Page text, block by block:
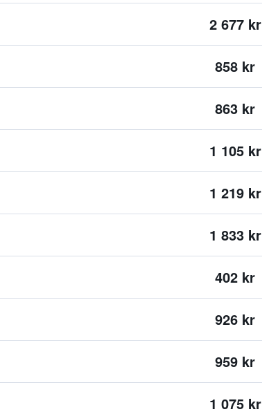
2 677 kr
858 kr
863 kr
1 105 kr
1 219 kr
1 833 kr
402 kr
926 kr
959 kr
1 075 kr